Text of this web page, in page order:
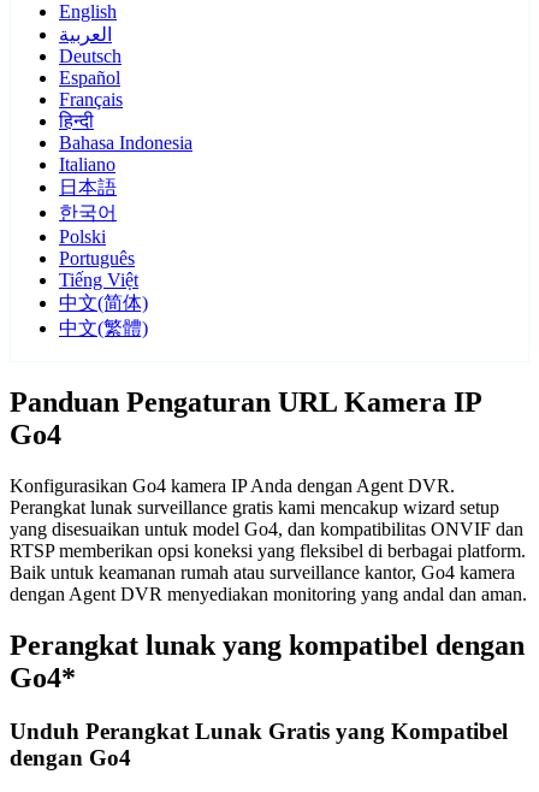
English
العربية
Deutsch
Español
Français
हिन्दी
Bahasa Indonesia
Italiano
日本語
한국어
Polski
Português
Tiếng Việt
中文(简体)
中文(繁體)
Panduan Pengaturan URL Kamera IP
Go4
Konfigurasikan Go4 kamera IP Anda dengan Agent DVR.
Perangkat lunak surveillance gratis kami mencakup wizard setup
yang disesuaikan untuk model Go4, dan kompatibilitas ONVIF dan
RTSP memberikan opsi koneksi yang fleksibel di berbagai platform.
Baik untuk keamanan rumah atau surveillance kantor, Go4 kamera
dengan Agent DVR menyediakan monitoring yang andal dan aman.
Perangkat lunak yang kompatibel dengan
Go4*
Unduh Perangkat Lunak Gratis yang Kompatibel
dengan Go4